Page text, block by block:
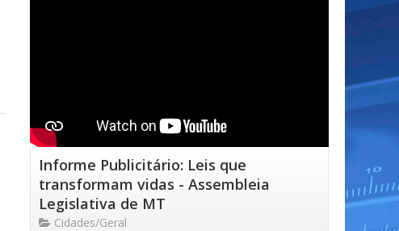
Informe Publicitário: Leis que
transformam vidas - Assembleia
Legislativa de MT
Cidades/Geral